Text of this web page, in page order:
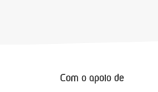
Com o apoio de